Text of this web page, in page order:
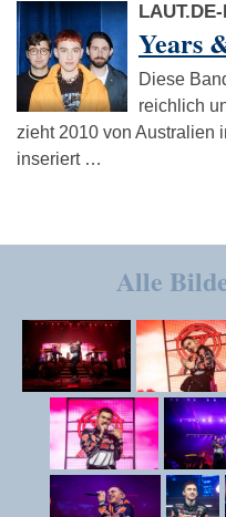
Years
Diese
reichlich
zieht 2010 von Australien
inseriert …
Alle